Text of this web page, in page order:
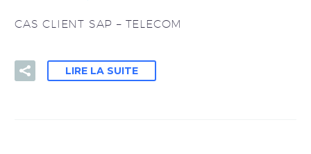
CAS CLIENT SAP – TELECOM
LIRE LA SUITE